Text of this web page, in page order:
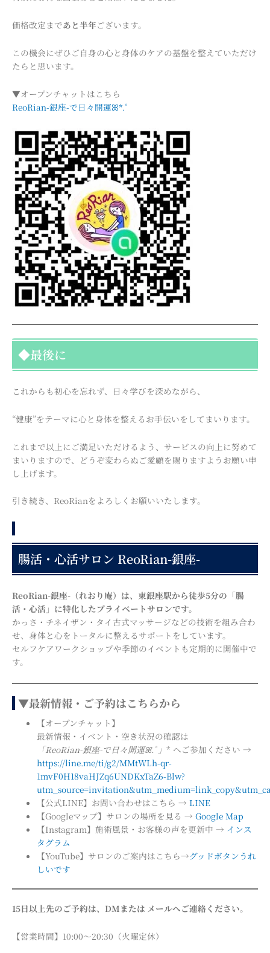
価格改定まであと半年ございます。
この機会にぜひご自身の心と身体のケアの基盤を整えていただけ
たらと思います。
▼オープンチャットはこちら
ReoRian-銀座-で日々開運ꕤ*.ﾟ
◆最後に
これからも初心を忘れず、日々学びを深めながら、
“健康”をテーマに心と身体を整えるお手伝いをしてまいります。
これまで以上にご満足いただけるよう、サービスの向上に努めて
まいりますので、どうぞ変わらぬご愛顧を賜りますようお願い申
し上げます。
引き続き、ReoRianをよろしくお願いいたします。
腸活・心活サロン ReoRian-銀座-
ReoRian-銀座-（れおり庵）は、東銀座駅から徒歩5分の「腸
活・心活」に特化したプライベートサロンです。
かっさ・チネイザン・タイ古式マッサージなどの技術を組み合わ
せ、身体と心をトータルに整えるサポートをしています。
セルフケアワークショップや季節のイベントも定期的に開催中で
す。
▼最新情報・ご予約はこちらから
【オープンチャット】
最新情報・イベント・空き状況の確認は
「ReoRian-銀座-で日々開運ꕤ.ﾟ」* へご参加ください →
https://line.me/ti/g2/MMtWLh-qr-
1mvF0H18vaHJZq6UNDKxTaZ6-Blw?
【公式LINE】お問い合わせはこちら →LINE
【Googleマップ】サロンの場所を見る →Google Map
【Instagram】施術風景・お客様の声を更新中 → インス
タグラム
【YouTube】サロンのご案内はこちら→グッドボタンうれ
しいです
15日以上先のご予約は、DMまたは メールへご連絡ください。
【営業時間】10:00～20:30（火曜定休）